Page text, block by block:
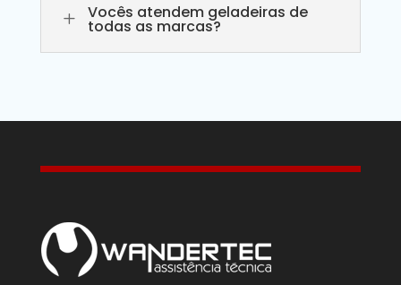
L Vocês atendem geladeiras de
todas as marcas?